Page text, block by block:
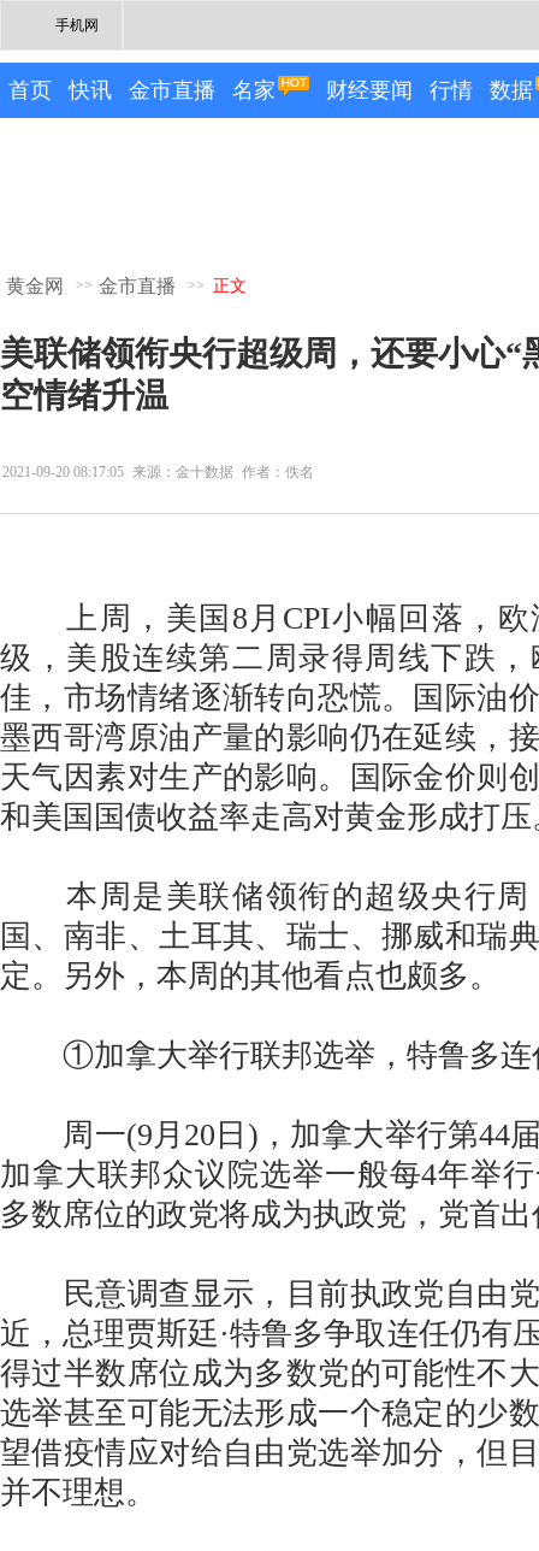
手机网
首页 快讯 金市直播 名家 财经要闻 行情 数据
黄金网 >> 金市直播 >> 正文
美联储领衔央行超级周，还要小心“
空情绪升温
2021-09-20 08:17:05 来源：金十数据 作者：佚名
上周，美国8月CPI小幅回落，欧
级，美股连续第二周录得周线下跌
佳，市场情绪逐渐转向恐慌。国际油
墨西哥湾原油产量的影响仍在延续，
天气因素对生产的影响。国际金价则
和美国国债收益率走高对黄金形成打压
本周是美联储领衔的超级央行周
国、南非、土耳其、瑞士、挪威和瑞
定。另外，本周的其他看点也颇多。
①加拿大举行联邦选举，特鲁多连
周一(9月20日)，加拿大举行第44
加拿大联邦众议院选举一般每4年举
多数席位的政党将成为执政党，党首
民意调查显示，目前执政党自由党
近，总理贾斯廷·特鲁多争取连任仍有
得过半数席位成为多数党的可能性不
选举甚至可能无法形成一个稳定的少
望借疫情应对给自由党选举加分，但
并不理想。